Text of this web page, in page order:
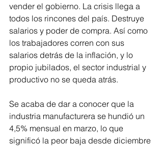
vender el gobierno. La crisis llega a
todos los rincones del país. Destruye
salarios y poder de compra. Así como
los trabajadores corren con sus
salarios detrás de la inflación, y lo
propio jubilados, el sector industrial y
productivo no se queda atrás.
Se acaba de dar a conocer que la
industria manufacturera se hundió un
4,5% mensual en marzo, lo que
significó la peor baja desde diciembre